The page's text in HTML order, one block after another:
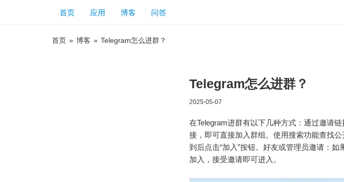
首页 应用 博客 问答
首页 » 博客 » Telegram怎么进群？
Telegram怎么进群？
2025-05-07
在Telegram进群有以下几种方式：通过邀请
接，即可直接加入群组。使用搜索功能查找
到后点击“加入”按钮。好友或管理员邀请：
加入，接受邀请即可进入。